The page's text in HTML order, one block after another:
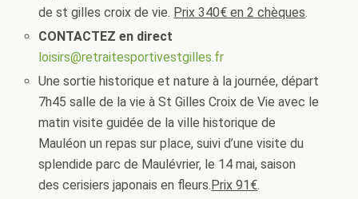
de st gilles croix de vie. Prix 340€ en 2 chèques.
CONTACTEZ en direct
loisirs@retraitesportivestgilles.fr
Une sortie historique et nature à la journée, départ
7h45 salle de la vie à St Gilles Croix de Vie avec le
matin visite guidée de la ville historique de
Mauléon un repas sur place, suivi d’une visite du
splendide parc de Maulévrier, le 14 mai, saison
des cerisiers japonais en fleurs. Prix 91€.